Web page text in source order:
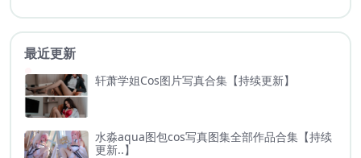
最近更新
轩萧学姐Cos图片写真合集【持续更新】
水淼aqua图包cos写真图集全部作品合集【持续
更新..】